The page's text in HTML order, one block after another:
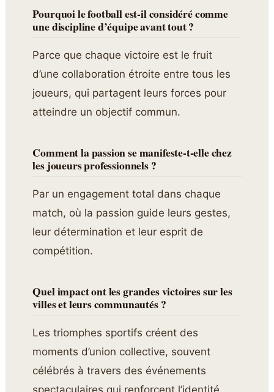
Pourquoi le football est-il considéré comme
une discipline d’équipe avant tout ?
Parce que chaque victoire est le fruit
d’une collaboration étroite entre tous les
joueurs, qui partagent leurs forces pour
atteindre un objectif commun.
Comment la passion se manifeste-t-elle chez
les joueurs professionnels ?
Par un engagement total dans chaque
match, où la passion guide leurs gestes,
leur détermination et leur esprit de
compétition.
Quel impact ont les grandes victoires sur les
villes et leurs communautés ?
Les triomphes sportifs créent des
moments d’union collective, souvent
célébrés à travers des événements